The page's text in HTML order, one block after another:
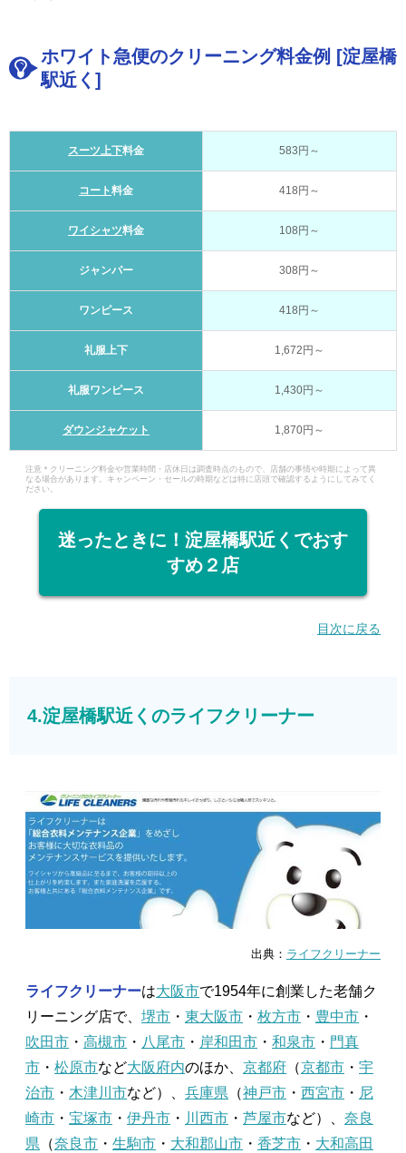
ホワイト急便のクリーニング料金例 [淀屋橋
駅近く]
スーツ上下料金 583円～
コート料金 418円～
ワイシャツ料金 108円～
ジャンパー 308円～
ワンピース 418円～
礼服上下 1,672円～
礼服ワンピース 1,430円～
ダウンジャケット 1,870円～
注意＊クリーニング料金や営業時間・店休日は調査時点のもので、店舗の事情や時期によって異
なる場合があります。キャンペーン・セールの時期などは特に店頭で確認するようにしてみてく
ださい。
迷ったときに！淀屋橋駅近くでおす
すめ２店
目次に戻る
4.淀屋橋駅近くのライフクリーナー
出典： ライフクリーナー
ライフクリーナーは大阪市で1954年に創業した老舗ク
リーニング店で、 堺市 ・ 東大阪市 ・ 枚方市 ・ 豊中市 ・
吹田市 ・ 高槻市 ・ 八尾市 ・ 岸和田市 ・ 和泉市 ・ 門真
市 ・ 松原市など大阪府内のほか、 京都府 （京都市 ・ 宇
治市 ・ 木津川市など）、 兵庫県 （神戸市 ・ 西宮市 ・ 尼
崎市 ・ 宝塚市 ・ 伊丹市 ・ 川西市 ・ 芦屋市など）、 奈良
県 （奈良市 ・ 生駒市 ・ 大和郡山市 ・ 香芝市 ・ 大和高田